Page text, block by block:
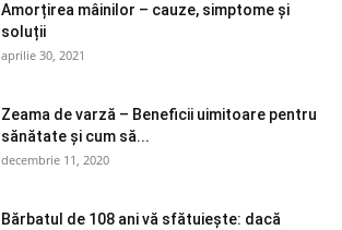
Amorțirea mâinilor – cauze, simptome și
soluții
aprilie 30, 2021
Zeama de varză – Beneficii uimitoare pentru
sănătate și cum să...
decembrie 11, 2020
Bărbatul de 108 ani vă sfătuiește: dacă